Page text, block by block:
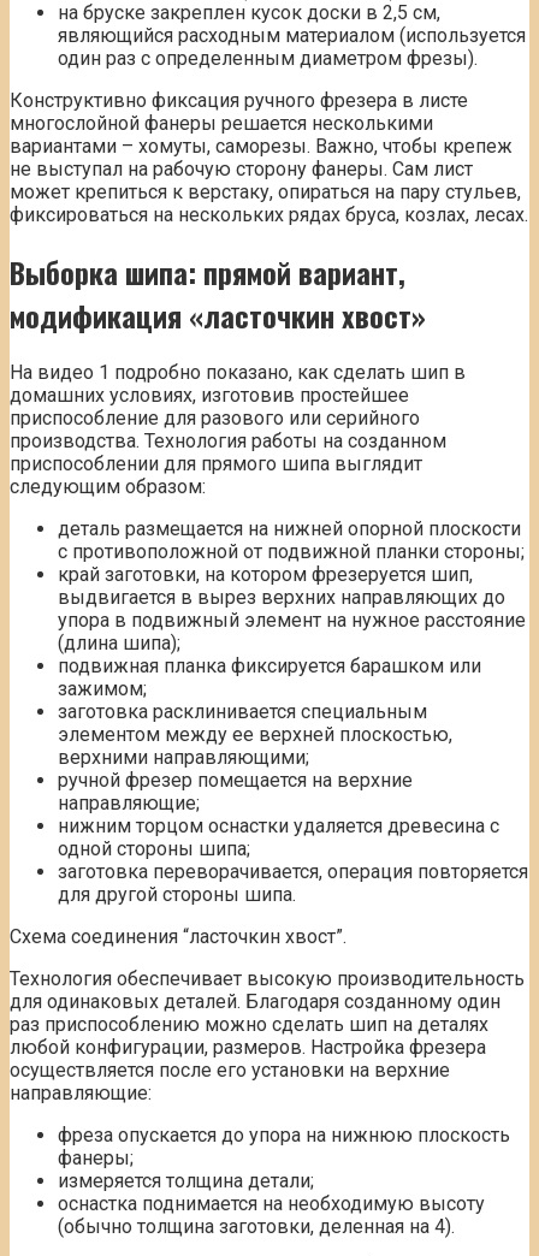
на бруске закреплен кусок доски в 2,5 см,
являющийся расходным материалом (используется
один раз с определенным диаметром фрезы).
Конструктивно фиксация ручного фрезера в листе
многослойной фанеры решается несколькими
вариантами – хомуты, саморезы. Важно, чтобы крепеж
не выступал на рабочую сторону фанеры. Сам лист
может крепиться к верстаку, опираться на пару стульев,
фиксироваться на нескольких рядах бруса, козлах, лесах.
Выборка шипа: прямой вариант,
модификация «ласточкин хвост»
На видео 1 подробно показано, как сделать шип в
домашних условиях, изготовив простейшее
приспособление для разового или серийного
производства. Технология работы на созданном
приспособлении для прямого шипа выглядит
следующим образом:
деталь размещается на нижней опорной плоскости
с противоположной от подвижной планки стороны;
край заготовки, на котором фрезеруется шип,
выдвигается в вырез верхних направляющих до
упора в подвижный элемент на нужное расстояние
(длина шипа);
подвижная планка фиксируется барашком или
зажимом;
заготовка расклинивается специальным
элементом между ее верхней плоскостью,
верхними направляющими;
ручной фрезер помещается на верхние
направляющие;
нижним торцом оснастки удаляется древесина с
одной стороны шипа;
заготовка переворачивается, операция повторяется
для другой стороны шипа.
Схема соединения “ласточкин хвост”.
Технология обеспечивает высокую производительность
для одинаковых деталей. Благодаря созданному один
раз приспособлению можно сделать шип на деталях
любой конфигурации, размеров. Настройка фрезера
осуществляется после его установки на верхние
направляющие:
фреза опускается до упора на нижнюю плоскость
фанеры;
измеряется толщина детали;
оснастка поднимается на необходимую высоту
(обычно толщина заготовки, деленная на 4).